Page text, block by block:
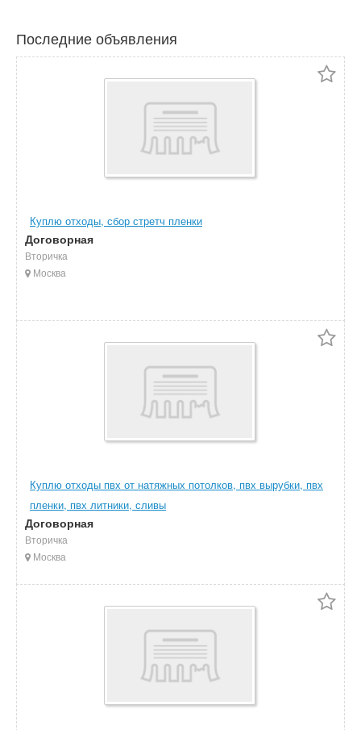
Последние объявления
Куплю отходы, сбор стретч пленки
Договорная
Вторичка
Москва
Куплю отходы пвх от натяжных потолков, пвх вырубки, пвх
пленки, пвх литники, сливы
Договорная
Вторичка
Москва